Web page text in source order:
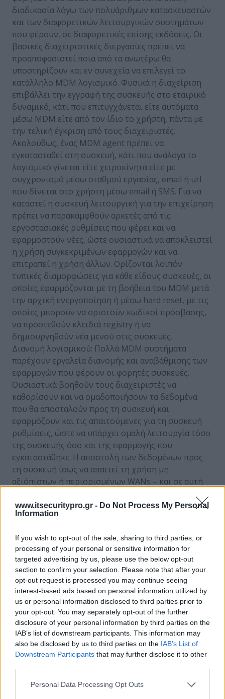
www.itsecuritypro.gr - Do Not Process My Personal
Information
If you wish to opt-out of the sale, sharing to third parties, or
processing of your personal or sensitive information for
targeted advertising by us, please use the below opt-out
section to confirm your selection. Please note that after your
opt-out request is processed you may continue seeing
interest-based ads based on personal information utilized by
us or personal information disclosed to third parties prior to
your opt-out. You may separately opt-out of the further
disclosure of your personal information by third parties on the
IAB’s list of downstream participants. This information may
also be disclosed by us to third parties on the IAB’s List of
Downstream Participants that may further disclose it to other
Personal Data Processing Opt Outs
διαδικασία λόγω των πολυάριθμων κατασκευαστών
και των διαφορετικών λειτουργικών συστημάτων
που φέρουν, σε διαφορετικές επίσης εκδόσεις. Οι
βασικές διαχειριστικές διεργασίες πρέπει να
προαποφασιστεί ποια από τα ανωτέρω θα
υποστηρίζουν και εν συνεχεία να επιλεγεί το
κατάλληλο MDM λογισμικό. Φυσικά η διαχείριση
επιβάλλει την εγγραφή της συσκευής στο εταιρικό
δυναμικό, κάτι που επιτυγχάνεται είτε αυτόματα
μέσω MDM είτε από τον ίδιο το χρήστη, πάντα με
την τελική έγκριση από τους διαχειριστές.
Ακολούθως, ένας MDM agent πρέπει να
εγκατασταθεί στη συσκευή, κάτι που ανάλογα το
λογισμικό γίνεται είτε χειροκίνητα είτε με
συγχρονισμό μέσω σταθμού εργασίας, email ή url
που δίνεται στο χρήστη μέσω email ή SMS. Για να
καταστεί η συσκευή λειτουργική για την επιχείρηση
πρέπει να παρακαμφθούν αρκετές από τις
εργοστασιακές ρυθμίσεις που φέρει και να
εφαρμοστούν νέες, ώστε ουσιαστικά να αποκλειστεί
η χρήση συγκεκριμένων εφαρμογών και να
επιτραπεί η χρήση άλλων. Ορίζονται λοιπόν
τυπικές διαμορφώσεις για κάθε είδους συσκευές, οι
οποίες εφαρμόζονται με τη βοήθεια του MDM μετά
την αρχική ενεργοποίηση ή μέσω hard reset, με τις
οποίες μπορούν να οριστούν κωδικοί πρόσβασης,
να προστεθούν κλειδιά registry ή να
δημιουργηθούν νέα μενού στις συσκευές.
Διανομή λογισμικού: Πολλά MDM συστήματα
παρέχουν εργαλεία διανομής και αναβάθμισης των
εφαρμογών που φέρουν οι φορητές συσκευές.
Ουσιαστικά βοηθούν τους διαχειριστές να
καθορίσουν και να ομαδοποιήσουν τα δεδομένα
που θα αποσταλούν προς τη συσκευή και
εφαρμόζουν και τις απαιτούμενες για τη συσκευή
ρυθμίσεις, ώστε να υπάρχει ομαλή λειτουργία τόσο
της συσκευής όσο και της εφαρμογής που
εγκαταστάθηκε. Η αποστολή των δεδομένων προς
τη συσκευή ίσως να απαιτεί τη χρήση μη
αξιόπιστων ή περιορισμένων WANs – και σε αυτή
δεδομένων, σταδιακή αναβάθμιση και διαχείριση
του εύρους σε σχέση με τον όγκο των δεδομένων,
ολοκλήρωσή της, μόνο όταν αναγνωρίζει γρήγορες
συνδέσεις με χαμηλό κόστος. Το MDM φροντίζει
για την ορθότητα και ταχύτητα της εκάστοτε
αναβάθμισης, ώστε να μην υπάρξει δυσμενές
αντίκτυπο στη χρήση της συσκευής και να μην
απαιτηθεί εκτενής χρόνος επιδιόρθωσης μιας
ανεπιτυχούς αναβάθμισης.
Διαχείριση ασφάλειας: Στις φορητές συσκευές τα
θέματα διαχείρισης της ίδιας της συσκευής και τα
θέματα ασφάλειας που προκύπτουν από αυτή,
χρησιμοποιείται από εξουσιοδοτημένο χρήστη. Με